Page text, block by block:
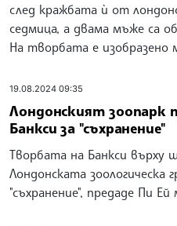
след кражбата ѝ от
седмица, а двама мъже са
На творбата е изобразено
19.08.2024 09:35
Лондонският зоопарк
Банкси за "съхранение"
Творбата на Банкси върху
Лондонската зоологическа
"съхранение", предаде Пи Ей